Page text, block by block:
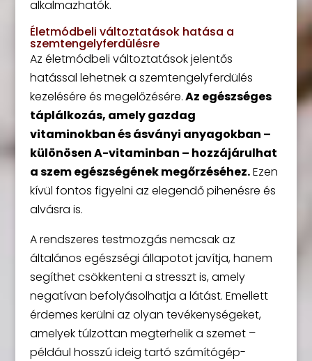
alkalmazhatók.
Életmódbeli változtatások hatása a
szemtengelyferdülésre
Az életmódbeli változtatások jelentős
hatással lehetnek a szemtengelyferdülés
kezelésére és megelőzésére.Az egészséges
táplálkozás, amely gazdag
vitaminokban és ásványi anyagokban –
különösen A-vitaminban – hozzájárulhat
a szem egészségének megőrzéséhez.Ezen
kívül fontos figyelni az elegendő pihenésre és
alvásra is.
A rendszeres testmozgás nemcsak az
általános egészségi állapotot javítja, hanem
segíthet csökkenteni a stresszt is, amely
negatívan befolyásolhatja a látást. Emellett
érdemes kerülni az olyan tevékenységeket,
amelyek túlzottan megterhelik a szemet –
például hosszú ideig tartó számítógép-